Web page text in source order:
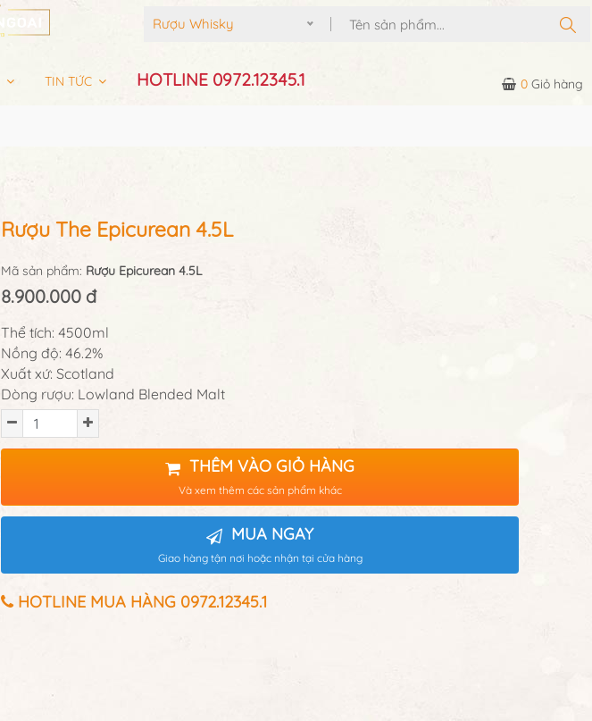
Rượu Whisky
TIN TỨC HOTLINE 0972.12345.1 0 Giỏ hàng
Rượu The Epicurean 4.5L
Mã sản phẩm: Rượu Epicurean 4.5L
8.900.000 đ
Thể tích: 4500ml
Nồng độ: 46.2%
Xuất xứ: Scotland
Dòng rượu: Lowland Blended Malt
THÊM VÀO GIỎ HÀNG
Và xem thêm các sản phẩm khác
MUA NGAY
Giao hàng tận nơi hoặc nhận tại cửa hàng
HOTLINE MUA HÀNG 0972.12345.1